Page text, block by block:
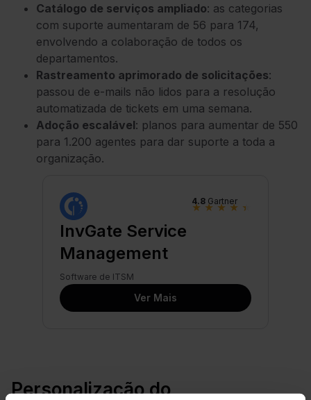
Catálogo de serviços ampliado: as categorias
com suporte aumentaram de 56 para 174,
envolvendo a colaboração de todos os
departamentos.
Rastreamento aprimorado de solicitações:
passou de e-mails não lidos para a resolução
automatizada de tickets em uma semana.
Adoção escalável: planos para aumentar de 550
para 1.200 agentes para dar suporte a toda a
organização.
InvGate Service
Management
Software de ITSM
4.8 Gartner
★ ★ ★ ★ ★
Ver Mais
Personalização do